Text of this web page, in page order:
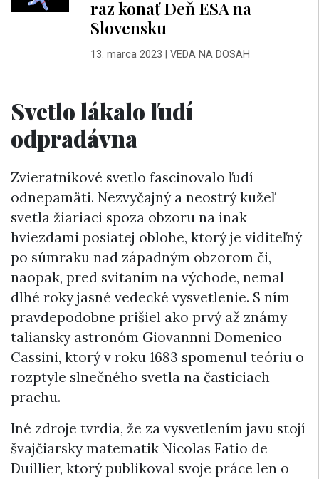
raz konať Deň ESA na
Slovensku
13. marca 2023 VEDA NA DOSAH
Svetlo lákalo ľudí
odpradávna
Zvieratníkové svetlo fascinovalo ľudí
odnepamäti. Nezvyčajný a neostrý kužeľ
svetla žiariaci spoza obzoru na inak
hviezdami posiatej oblohe, ktorý je viditeľný
po súmraku nad západným obzorom či,
naopak, pred svitaním na východe, nemal
dlhé roky jasné vedecké vysvetlenie. S ním
pravdepodobne prišiel ako prvý až známy
taliansky astronóm Giovannni Domenico
Cassini, ktorý v roku 1683 spomenul teóriu o
rozptyle slnečného svetla na časticiach
prachu.
Iné zdroje tvrdia, že za vysvetlením javu stojí
švajčiarsky matematik Nicolas Fatio de
Duillier, ktorý publikoval svoje práce len o